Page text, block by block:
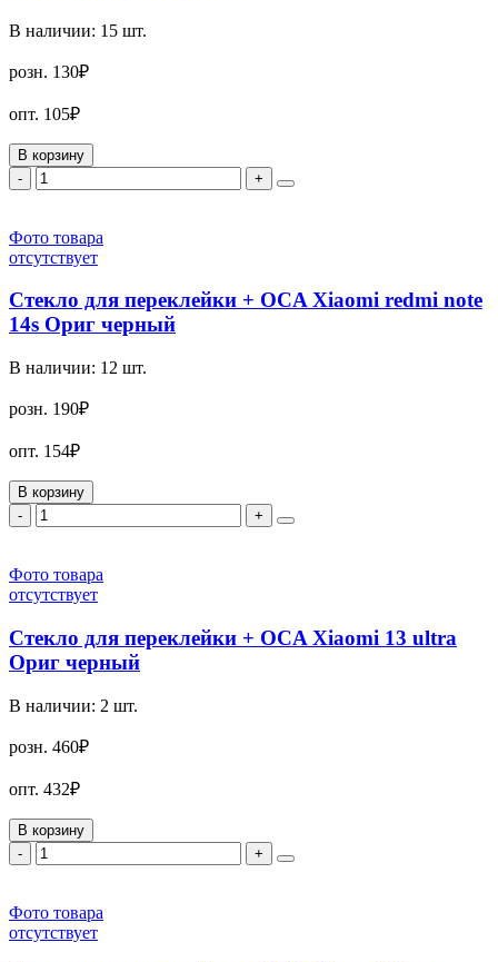
В наличии: 15 шт.
розн. 130₽
опт. 105₽
В корзину
-
+
Фото товара
отсутствует
Стекло для переклейки + OCA Xiaomi redmi note
14s Ориг черный
В наличии: 12 шт.
розн. 190₽
опт. 154₽
В корзину
-
+
Фото товара
отсутствует
Стекло для переклейки + OCA Xiaomi 13 ultra
Ориг черный
В наличии: 2 шт.
розн. 460₽
опт. 432₽
В корзину
-
+
Фото товара
отсутствует